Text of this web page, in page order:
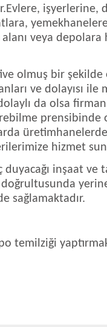
işyerlerine,
veya depolara
olmuş bir şekilde
ve dolayısı ile
da olsa
prensibinde
hizmet
duyacağı inşaat
sağlamaktadır.
temilziği